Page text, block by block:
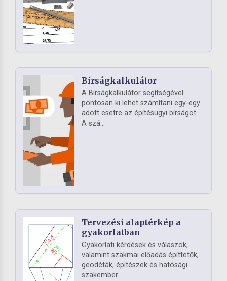
Bírságkalkulátor
A Bírságkalkulátor segítségével
pontosan ki lehet számítani egy-egy
adott esetre az építésügyi bírságot.
A szá...
Tervezési alaptérkép a
gyakorlatban
Gyakorlati kérdések és válaszok,
valamint szakmai előadás építtetők,
geodéták, építészek és hatósági
szakember...